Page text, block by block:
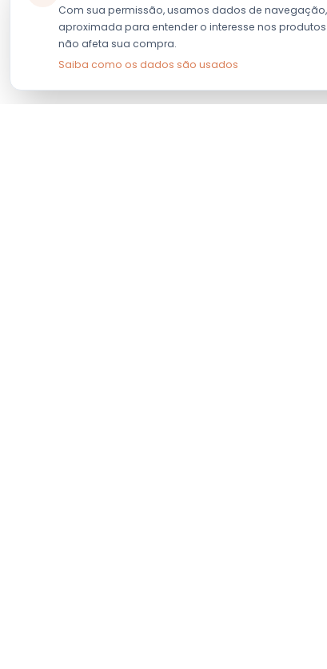
Com sua permissão, usamos dados de
aproximada para entender o interesse nos
não afeta sua compra.
Saiba como os dados são usados